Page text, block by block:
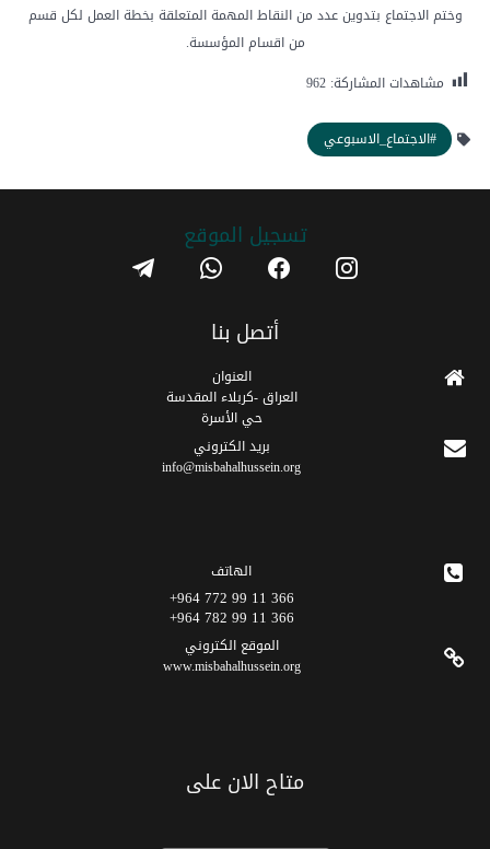
وختم الاجتماع بتدوين عدد من النقاط المهمة المتعلقة بخطة العمل لكل قسم
من اقسام المؤسسة.
مشاهدات المشاركة: 962
#الاجتماع_الاسبوعي
تسجیل الموقع instagram
facebook
whatsapp
telegram
أتصل بنا
العنوان
العراق -كربلاء المقدسة
حي الأسرة
برید الکتروني
info@misbahalhussein.org
الهاتف
366 11 99 772 964+
366 11 99 782 964+
الموقع الکتروني
www.misbahalhussein.org
متاح الان على